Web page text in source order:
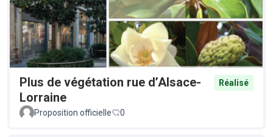
Plus de végétation rue d’Alsace-
Lorraine
Réalisé
Proposition officielle 0